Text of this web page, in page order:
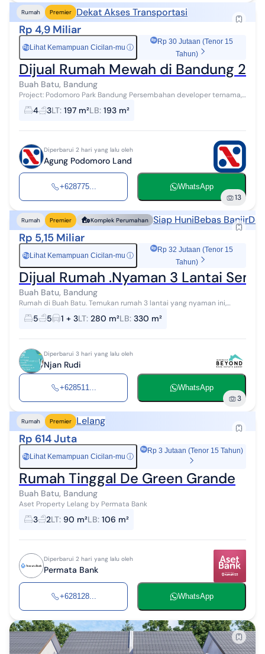
Rumah Premier Dekat Akses Transportasi
Rp 4,9 Miliar
Rp Lihat Kemampuan Cicilan-mu ⓘ
Rp 30 Jutaan (Tenor 15
Tahun)
Dijual Rumah Mewah di Bandung 2
Buah Batu, Bandung
Project: Podomoro Park Bandung Persembahan developer ternama,
Agung Podomoro Land Kondisi baru Dijual rumah baru di Buah Batu,
Bandung Luas tanah...
4 3LT: 197 m²LB: 193 m²
Diperbarui 2 hari yang lalu oleh
Agung Podomoro Land
+628775... WhatsApp
13
Rumah Premier Komplek Perumahan Siap HuniBebas Banjir
Rp 5,15 Miliar
RpLihat Kemampuan Cicilan-mu ⓘ
Rp 32 Jutaan (Tenor 15
Tahun)
Dijual Rumah .Nyaman 3 Lantai Semi
Buah Batu, Bandung
Rumah di Buah Batu. Temukan rumah 3 lantai yang nyaman ini,
dengan pemandangan indah yang menambah nilai estetika di
lingkungan hunian. Rumah ini...
5 5 1 + 3LT: 280 m²LB: 330 m²
Diperbarui 3 hari yang lalu oleh
Njan Rudi
+628511... WhatsApp
3
Rumah Premier Lelang
Rp 614 Juta
RpLihat Kemampuan Cicilan-mu ⓘ
Rp 3 Jutaan (Tenor 15 Tahun)
Rumah Tinggal De Green Grande
Buah Batu, Bandung
Aset Property Lelang by Permata Bank
3 2LT: 90 m²LB: 106 m²
Diperbarui 2 hari yang lalu oleh
Permata Bank
+628128... WhatsApp